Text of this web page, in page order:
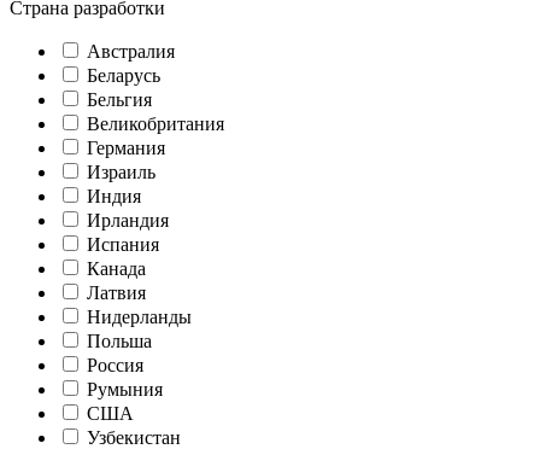
Страна разработки
Австралия
Беларусь
Бельгия
Великобритания
Германия
Израиль
Индия
Ирландия
Испания
Канада
Латвия
Нидерланды
Польша
Россия
Румыния
США
Узбекистан